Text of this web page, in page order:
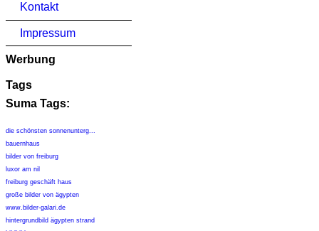
Kontakt
Impressum
Werbung
Tags
Suma Tags:
die schönsten sonnenunterg...
bauernhaus
bilder von freiburg
luxor am nil
freiburg geschäft haus
große bilder von ägypten
www.bilder-galari.de
hintergrundbild ägypten strand